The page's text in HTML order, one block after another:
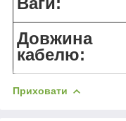
Довжина
кабелю:
Приховати